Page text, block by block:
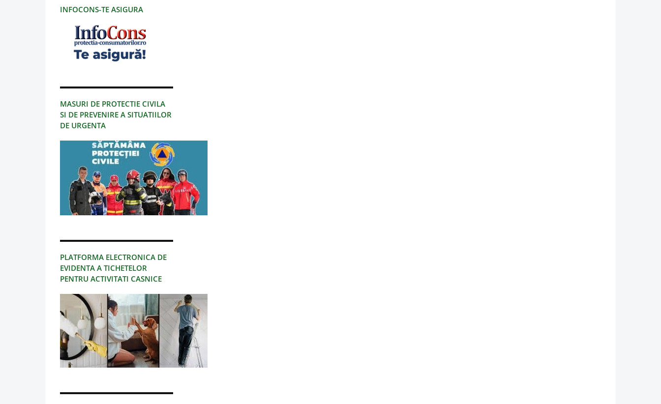
INFOCONS-TE ASIGURA
MASURI DE PROTECTIE CIVILA
SI DE PREVENIRE A SITUATIILOR
DE URGENTA
PLATFORMA ELECTRONICA DE
EVIDENTA A TICHETELOR
PENTRU ACTIVITATI CASNICE